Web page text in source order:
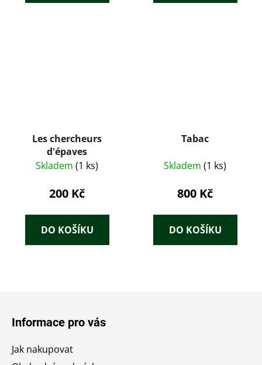
Les chercheurs
d'épaves
Skladem (1 ks)
200 Kč
DO KOŠÍKU
Tabac
Skladem (1 ks)
800 Kč
DO KOŠÍKU
Informace pro vás
Jak nakupovat